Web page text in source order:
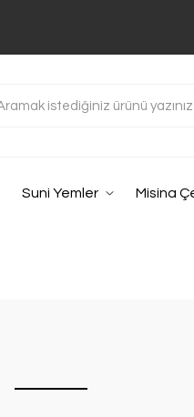
Suni Yemler Misina